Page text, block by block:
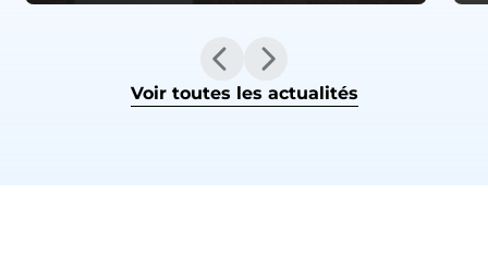
Voir toutes les actualités